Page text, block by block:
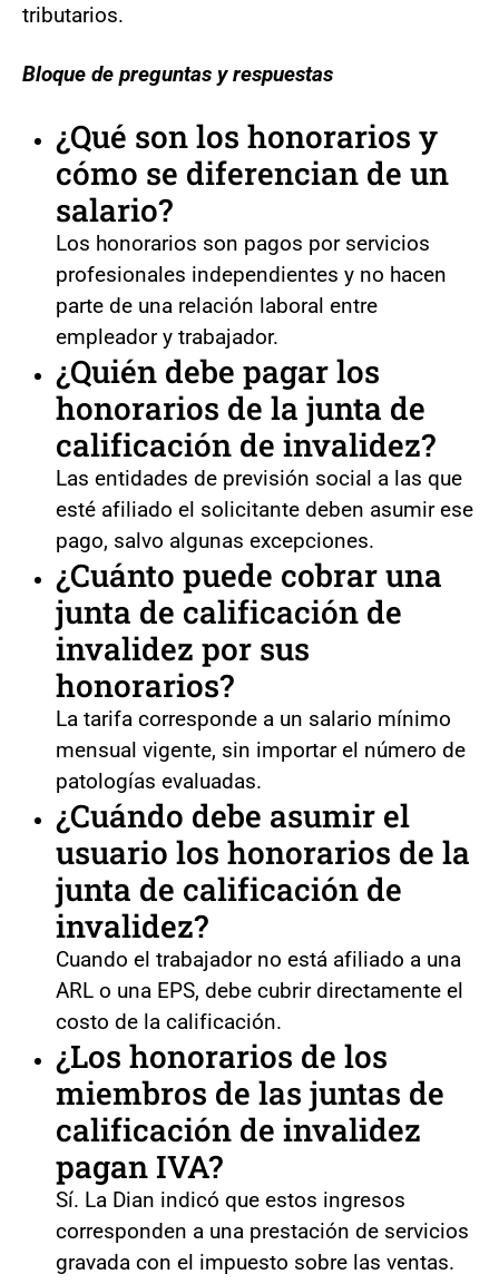
tributarios.
Bloque de preguntas y respuestas
¿Qué son los honorarios y
cómo se diferencian de un
salario?
Los honorarios son pagos por servicios
profesionales independientes y no hacen
parte de una relación laboral entre
empleador y trabajador.
¿Quién debe pagar los
honorarios de la junta de
calificación de invalidez?
Las entidades de previsión social a las que
esté afiliado el solicitante deben asumir ese
pago, salvo algunas excepciones.
¿Cuánto puede cobrar una
junta de calificación de
invalidez por sus
honorarios?
La tarifa corresponde a un salario mínimo
mensual vigente, sin importar el número de
patologías evaluadas.
¿Cuándo debe asumir el
usuario los honorarios de la
junta de calificación de
invalidez?
Cuando el trabajador no está afiliado a una
ARL o una EPS, debe cubrir directamente el
costo de la calificación.
¿Los honorarios de los
miembros de las juntas de
calificación de invalidez
pagan IVA?
Sí. La Dian indicó que estos ingresos
corresponden a una prestación de servicios
gravada con el impuesto sobre las ventas.